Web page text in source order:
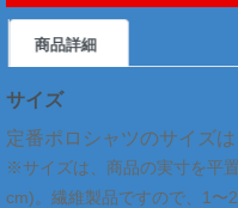
商品詳細
サイズ
定番ポロシャツのサイズ
※サイズは、商品の実寸を平
cm)。繊維製品ですので、1〜